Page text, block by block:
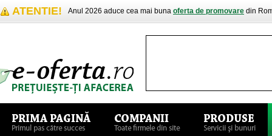
ATENTIE! Anul 2026 aduce cea mai buna oferta de promovare din